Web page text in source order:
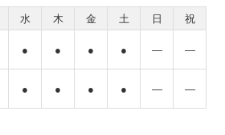
水 木 金 土 日
祝
● ● ● ● ― ―
● ● ● ● ― ―